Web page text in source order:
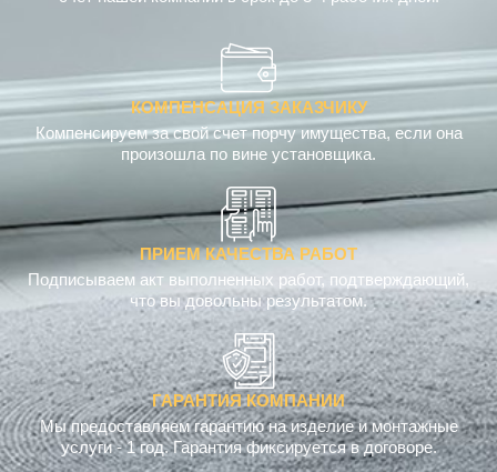
КОМПЕНСАЦИЯ ЗАКАЗЧИКУ
Компенсируем за свой счет порчу имущества, если она
произошла по вине установщика.
ПРИЕМ КАЧЕСТВА РАБОТ
Подписываем акт выполненных работ, подтверждающий,
что вы довольны результатом.
ГАРАНТИЯ КОМПАНИИ
Мы предоставляем гарантию на изделие и монтажные
услуги - 1 год. Гарантия фиксируется в договоре.